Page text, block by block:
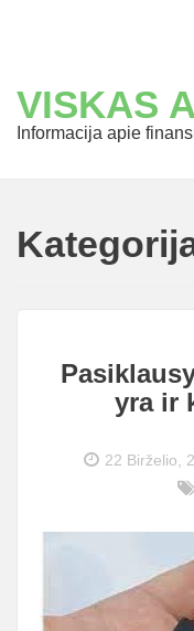
VISKAS
Informacija apie
yra ir
22 Birželio,